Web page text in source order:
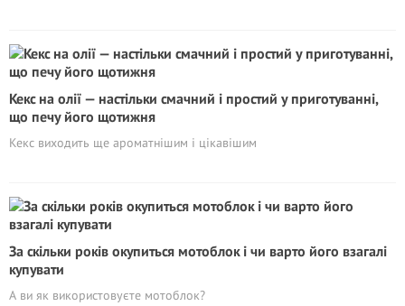
Кекс на олії — настільки смачний і простий у приготуванні,
що печу його щотижня
Кекс виходить ще ароматнішим і цікавішим
За скільки років окупиться мотоблок і чи варто його взагалі
купувати
А ви як використовуєте мотоблок?